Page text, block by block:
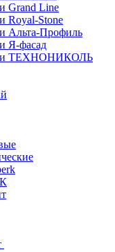
Grand Line
Royal-Stone
Альта-Профиль
Я-фасад
ТЕХНОНИКОЛЬ